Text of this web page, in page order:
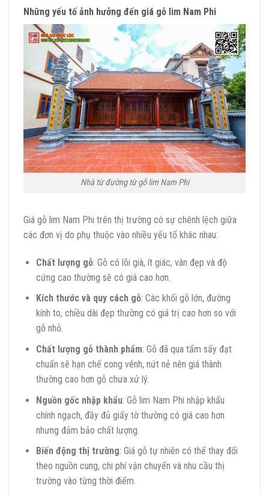
Những yếu tố ảnh hưởng đến giá gỗ lim Nam Phi
Nhà từ đường từ gỗ lim Nam Phi
Giá gỗ lim Nam Phi trên thị trường có sự chênh lệch giữa
các đơn vị do phụ thuộc vào nhiều yếu tố khác nhau:
Chất lượng gỗ: Gỗ có lõi già, ít giác, vân đẹp và độ
cứng cao thường sẽ có giá cao hơn.
Kích thước và quy cách gỗ: Các khối gỗ lớn, đường
kính to, chiều dài đẹp thường có giá trị cao hơn so với
gỗ nhỏ.
Chất lượng gỗ thành phẩm: Gỗ đã qua tẩm sấy đạt
chuẩn sẽ hạn chế cong vênh, nứt nẻ nên giá thành
thường cao hơn gỗ chưa xử lý.
Nguồn gốc nhập khẩu: Gỗ lim Nam Phi nhập khẩu
chính ngạch, đầy đủ giấy tờ thường có giá cao hơn
nhưng đảm bảo chất lượng.
Biến động thị trường: Giá gỗ tự nhiên có thể thay đổi
theo nguồn cung, chi phí vận chuyển và nhu cầu thị
trường vào từng thời điểm.